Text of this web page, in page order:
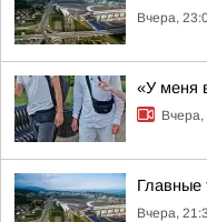
Вчера,
«У меня
Вчера,
Главные
Вчера,